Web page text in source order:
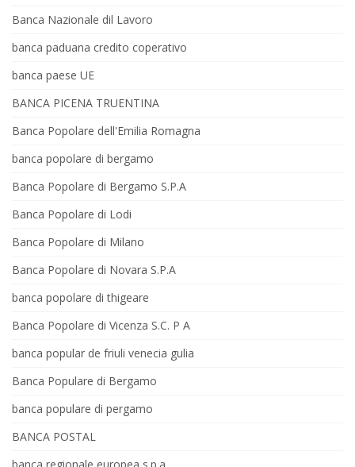
Banca Nazionale dil Lavoro
banca paduana credito coperativo
banca paese UE
BANCA PICENA TRUENTINA
Banca Popolare dell'Emilia Romagna
banca popolare di bergamo
Banca Popolare di Bergamo S.P.A
Banca Popolare di Lodi
Banca Popolare di Milano
Banca Popolare di Novara S.P.A
banca popolare di thigeare
Banca Popolare di Vicenza S.C. P A
banca popular de friuli venecia gulia
Banca Populare di Bergamo
banca populare di pergamo
BANCA POSTAL